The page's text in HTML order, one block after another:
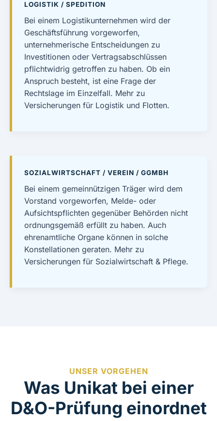
LOGISTIK / SPEDITION
Bei einem Logistikunternehmen wird der
Geschäftsführung vorgeworfen,
unternehmerische Entscheidungen zu
Investitionen oder Vertragsabschlüssen
pflichtwidrig getroffen zu haben. Ob ein
Anspruch besteht, ist eine Frage der
Rechtslage im Einzelfall. Mehr zu
Versicherungen für Logistik und Flotten.
SOZIALWIRTSCHAFT / VEREIN / GGMBH
Bei einem gemeinnützigen Träger wird dem
Vorstand vorgeworfen, Melde- oder
Aufsichtspflichten gegenüber Behörden nicht
ordnungsgemäß erfüllt zu haben. Auch
ehrenamtliche Organe können in solche
Konstellationen geraten. Mehr zu
Versicherungen für Sozialwirtschaft & Pflege.
UNSER VORGEHEN
Was Unikat bei einer
D&O-Prüfung einordnet